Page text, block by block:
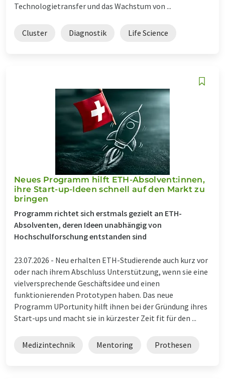
Technologietransfer und das Wachstum von ...
Cluster Diagnostik Life Science
Neues Programm hilft ETH-Absolvent:innen,
ihre Start-up-Ideen schnell auf den Markt zu
bringen
Programm richtet sich erstmals gezielt an ETH-
Absolventen, deren Ideen unabhängig von
Hochschulforschung entstanden sind
23.07.2026 - Neu erhalten ETH-Studierende auch kurz vor
oder nach ihrem Abschluss Unterstützung, wenn sie eine
vielversprechende Geschäftsidee und einen
funktionierenden Prototypen haben. Das neue
Programm UPortunity hilft ihnen bei der Gründung ihres
Start-ups und macht sie in kürzester Zeit fit für den ...
Medizintechnik Mentoring Prothesen